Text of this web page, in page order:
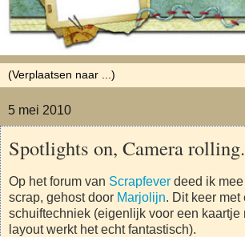
5 mei 2010
Spotlights on, Camera
Op het forum van Scrapfever deed ik
scrap, gehost door Marjolijn. Dit keer
schuiftechniek (eigenlijk voor een kaartje
layout werkt het echt fantastisch).